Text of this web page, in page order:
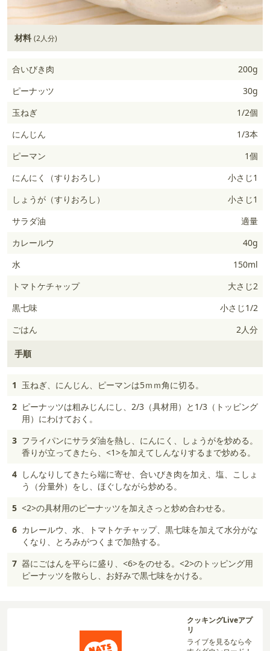
材料 (2人分)
合いびき肉
200g
ピーナッツ
30g
玉ねぎ
1/2個
にんじん
1/3本
ピーマン
1個
にんにく（すりおろし）
小さじ1
しょうが（すりおろし）
小さじ1
サラダ油
適量
カレールウ
40g
水
150ml
トマトケチャップ
大さじ2
黒七味
小さじ1/2
ごはん
2人分
手順
1 玉ねぎ、にんじん、ピーマンは5ｍｍ角に切る。
2 ピーナッツは粗みじんにし、2/3（具材用）と1/3（トッピング
用）にわけておく。
3 フライパンにサラダ油を熱し、にんにく、しょうがを炒める。
香りが立ってきたら、<1>を加えてしんなりするまで炒める。
4 しんなりしてきたら端に寄せ、合いびき肉を加え、塩、こしょ
う（分量外）をし、ほぐしながら炒める。
5 <2>の具材用のピーナッツを加えさっと炒め合わせる。
6 カレールウ、水、トマトケチャップ、黒七味を加えて水分がな
くなり、とろみがつくまで加熱する。
7 器にごはんを平らに盛り、<6>をのせる。<2>のトッピング用
ピーナッツを散らし、お好みで黒七味をかける。
クッキングLiveアプ
リ
ライブを見るなら今